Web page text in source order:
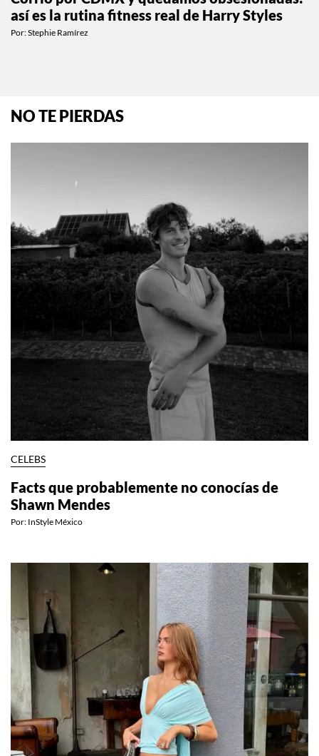
así es la rutina fitness real de Harry Styles
Por:Stephie Ramírez
NO TE PIERDAS
CELEBS
Facts que probablemente no conocías de
Shawn Mendes
Por: InStyle México